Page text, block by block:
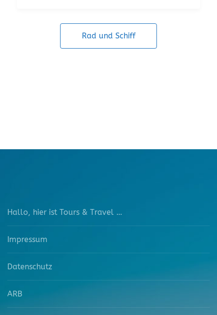
Rad und Schiff
Hallo, hier ist Tours & Travel …
Impressum
Datenschutz
ARB